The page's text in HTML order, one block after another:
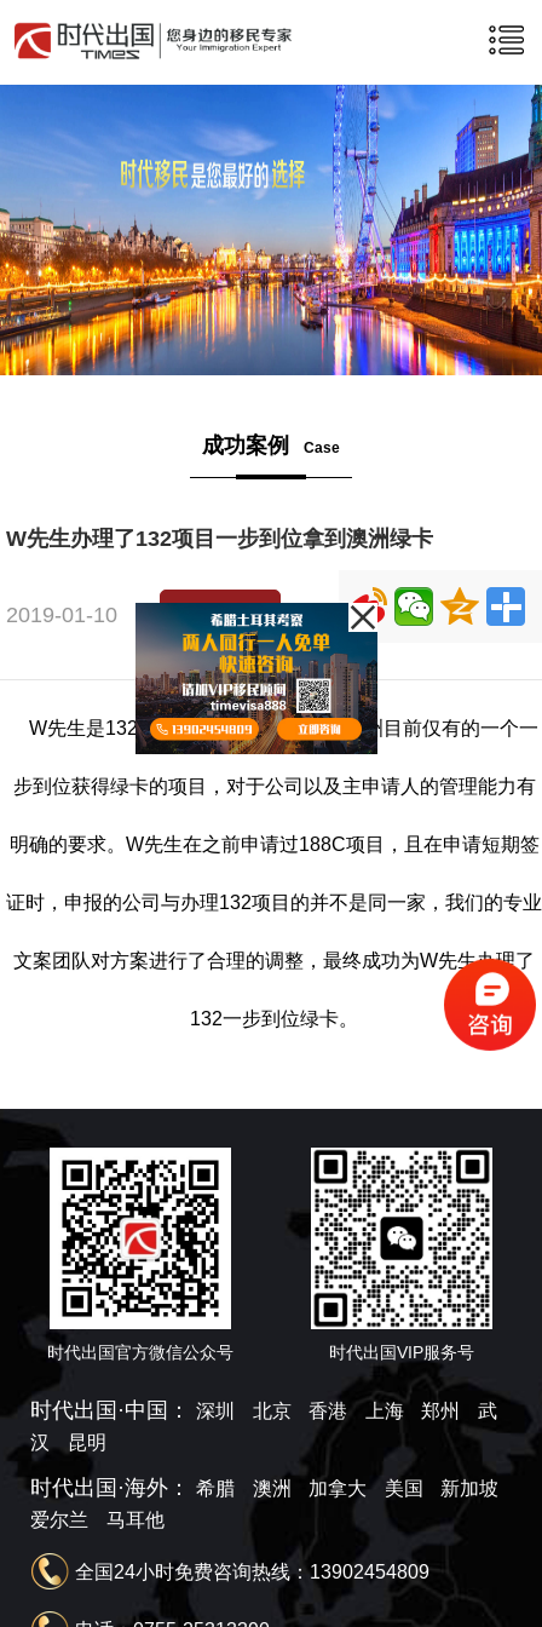
成功案例 Case
W先生办理了132项目一步到位拿到澳洲绿卡
2019-01-10 移民评估
W先生是132项目的客户，132项目是澳洲目前仅有的一个一
步到位获得绿卡的项目，对于公司以及主申请人的管理能力有
明确的要求。W先生在之前申请过188C项目，且在申请短期签
证时，申报的公司与办理132项目的并不是同一家，我们的专业
文案团队对方案进行了合理的调整，最终成功为W先生办理了
132一步到位绿卡。
时代出国官方微信公众号 时代出国VIP服务号
时代出国·中国： 深圳 北京 香港 上海 郑州
武
汉
昆明
时代出国·海外： 希腊 澳洲 加拿大 美国
新加坡
爱尔兰
马耳他
全国24小时免费咨询热线：13902454809